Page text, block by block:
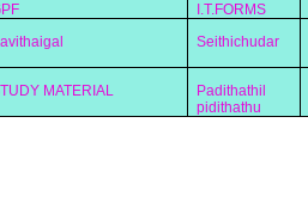
I.T.FORMS
Seithichudar
MATERIAL
Padithathil
pidithathu